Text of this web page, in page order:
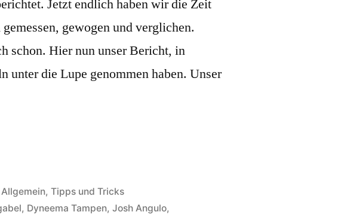
Jetzt endlich haben wir die Zeit
gewogen und verglichen.
schon. Hier nun unser Bericht, in
unter die Lupe genommen haben. Unser
Veröffentlicht
in
Allgemein, Tipps und Tricks
, Dyneema Tampen,Josh Angulo,